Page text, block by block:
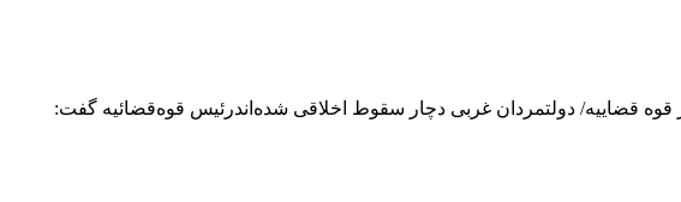
قوه قضاییه/ دولتمردان غربی دچار سقوط اخلاقی شده‌اندرئیس قوه‌قضائیه گفت: